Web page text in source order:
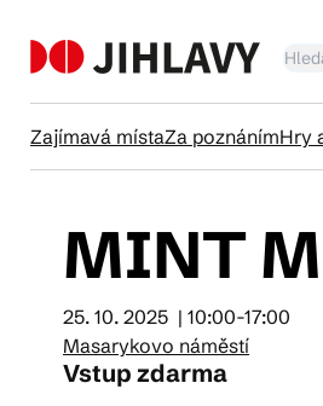
Zajímavá místaZa poznánímHry
MINT
25. 10. 2025 | 10:00-17:00
Masarykovo náměstí
Vstup zdarma